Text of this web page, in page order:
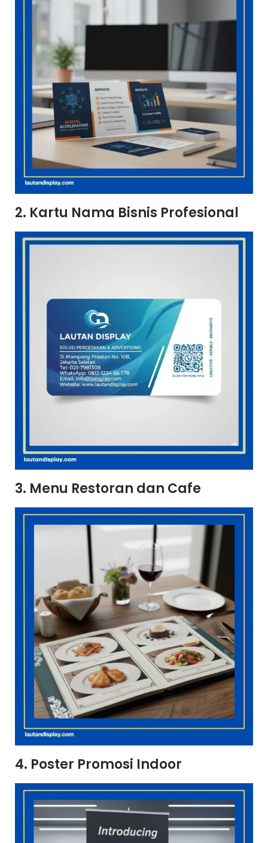
2. Kartu Nama Bisnis Profesional
3. Menu Restoran dan Cafe
4. Poster Promosi Indoor